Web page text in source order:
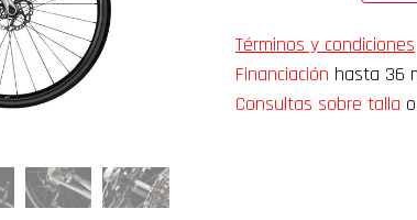
Términos y condiciones
Financiación hasta 36
Consultas sobre talla